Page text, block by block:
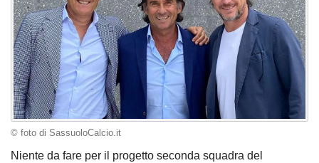
© foto di SassuoloCalcio.it
Niente da fare per il progetto seconda squadra del